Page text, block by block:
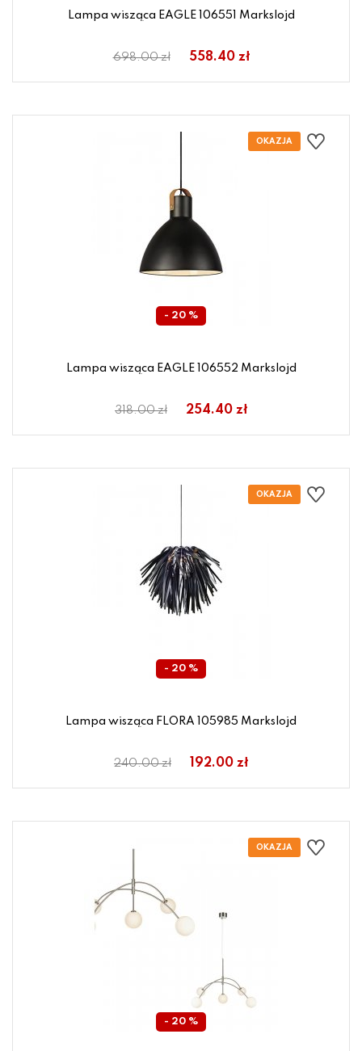
Lampa wisząca EAGLE 106551 Markslojd
698.00 zł 558.40 zł
- 20 %
Lampa wisząca EAGLE 106552 Markslojd
318.00 zł 254.40 zł
- 20 %
Lampa wisząca FLORA 105985 Markslojd
240.00 zł 192.00 zł
- 20 %